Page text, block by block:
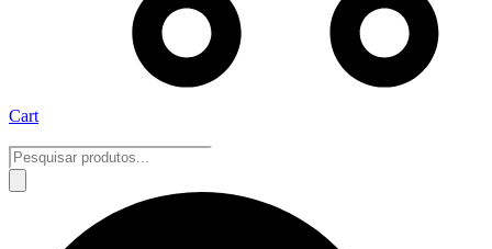
Cart
Pesquisar
produtos